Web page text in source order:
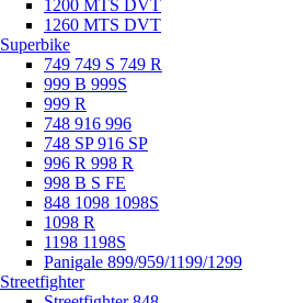
1200 MTS DVT
1260 MTS DVT
Superbike
749 749 S 749 R
999 B 999S
999 R
748 916 996
748 SP 916 SP
996 R 998 R
998 B S FE
848 1098 1098S
1098 R
1198 1198S
Panigale 899/959/1199/1299
Streetfighter